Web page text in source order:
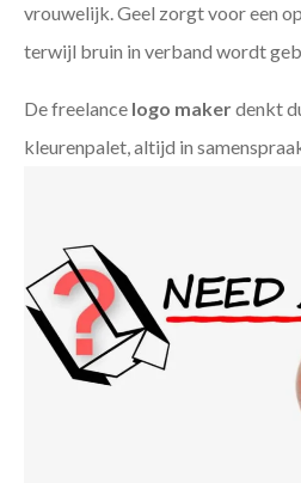
vrouwelijk. Geel zorgt voor een
terwijl bruin in verband wordt
De freelance logo makerdenkt
kleurenpalet, altijd in